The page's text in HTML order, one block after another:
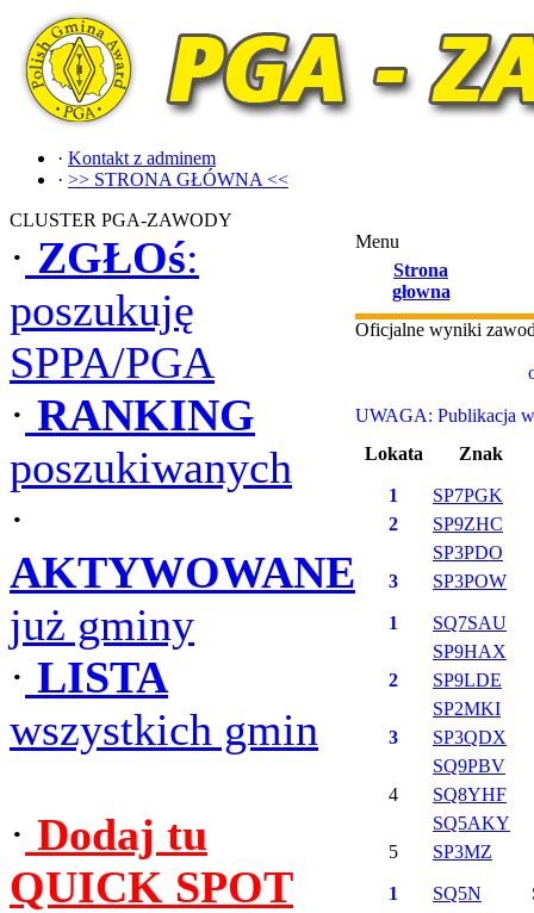
· Kontakt z adminem
· >> STRONA GŁÓWNA <<
CLUSTER PGA-ZAWODY
· ZGŁOś:
poszukuję
SPPA/PGA
· RANKING
poszukiwanych
·
AKTYWOWANE
już gminy
· LISTA
wszystkich gmin
· Dodaj tu
QUICK SPOT
Menu
Strona
głowna
Oficjalne wyniki
UWAGA: Publikacja
Lokata
Znak
1
SP7PGK
2
SP9ZHC
SP3PDO
3
SP3POW
1
SQ7SAU
SP9HAX
2
SP9LDE
SP2MKI
3
SP3QDX
SQ9PBV
4
SQ8YHF
SQ5AKY
5
SP3MZ
1 SQ5N